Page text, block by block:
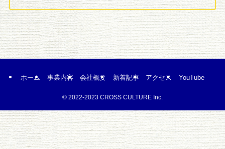
ホーム 事業内容 会社概要 新着記事 アクセス YouTube
© 2022-2023 CROSS CULTURE Inc.